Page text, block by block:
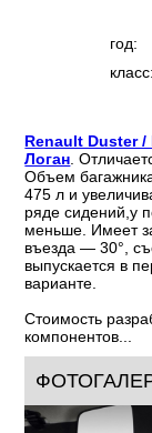
год:
класс:
Renault Duster /
Логан .
Объем
475 л и
ряде сидений,у
меньше. Имеет
въезда — 30°,
выпускается в
варианте.
Стоимость
компонентов...